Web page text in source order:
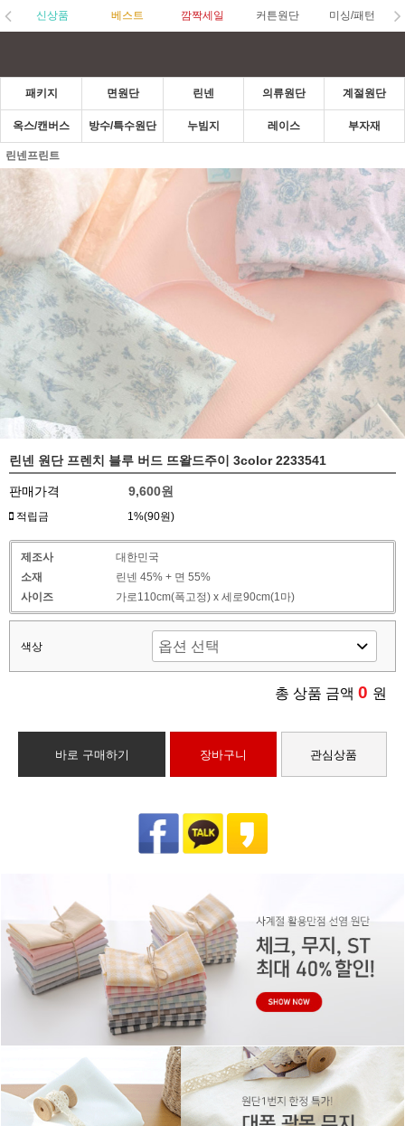
신상품 베스트 깜짝세일 커튼원단 미싱/패턴
패키지 면원단 린넨 의류원단 계절원단
옥스/캔버스 방수/특수원단 누빔지 레이스 부자재
린넨프린트
린넨 원단 프렌치 블루 버드 뜨왈드주이 3color 2233541
판매가격 9,600원
적립금 1%(90원)
제조사
대한민국
소재
린넨 45% + 면 55%
사이즈
가로110cm(폭고정) x 세로90cm(1마)
색상
총 상품 금액 0 원
바로 구매하기 장바구니 관심상품